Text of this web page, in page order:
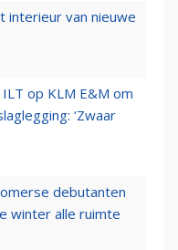
interieur van nieuwe
op KLM E&M om
‘Zwaar
debutanten
winter alle ruimte